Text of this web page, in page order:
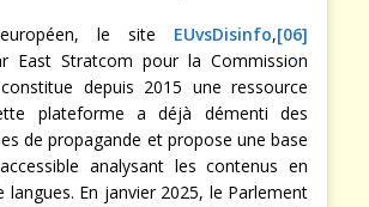
le site EUvsDisinfo,[06]
East Stratcom pour la Commission
depuis 2015 une ressource
plateforme a déjà démenti des
de propagande et propose une base
analysant les contenus en
langues. En janvier 2025, le Parlement